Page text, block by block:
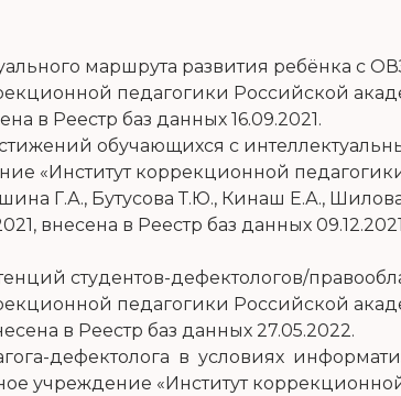
маршрута развития ребёнка с
педагогики Российской
в Реестр баз данных 16.09.2021.
обучающихся с
«Институт коррекционной
Г.А., Бутусова Т.Ю., Кинаш Е.А.,
внесена в Реестр баз данных
студентов-дефектологов/
педагогики Российской
в Реестр баз данных 27.05.2022.
дефектолога в условиях
учреждение «Институт